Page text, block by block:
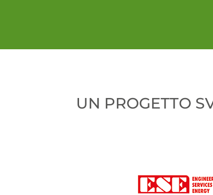
UN PROGETTO